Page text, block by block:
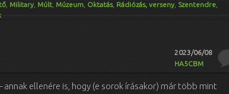
Military Múlt Múzeum Oktatás, Rádiózás, verseny Szentendre
2023/06/08
HA5CBM
ellenére is, hogy (e sorok írásakor) már több mint